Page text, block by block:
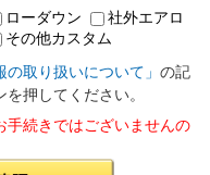
ローダウン
社外エアロ
その他カスタム
取り扱いについて」 の記
押してください。
手続きではございませんの